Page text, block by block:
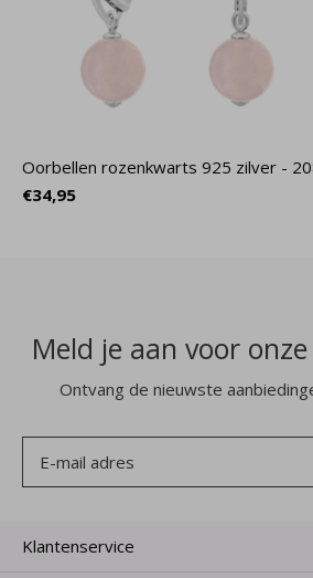
Oorbellen rozenkwarts 925 zilver -
€34,95
Meld je aan voor
Ontvang de nieuwste
Klantenservice